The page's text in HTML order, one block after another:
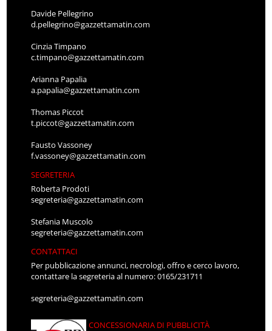
Davide Pellegrino
d.pellegrino@gazzettamatin.com
Cinzia Timpano
c.timpano@gazzettamatin.com
Arianna Papalia
a.papalia@gazzettamatin.com
Thomas Piccot
t.piccot@gazzettamatin.com
Fausto Vassoney
f.vassoney@gazzettamatin.com
SEGRETERIA
Roberta Prodoti
segreteria@gazzettamatin.com
Stefania Muscolo
segreteria@gazzettamatin.com
CONTATTACI
Per pubblicazione annunci, necrologi, offro e cerco lavoro,
contattare la segreteria al numero: 0165/231711
segreteria@gazzettamatin.com
CONCESSIONARIA DI PUBBLICITÀ